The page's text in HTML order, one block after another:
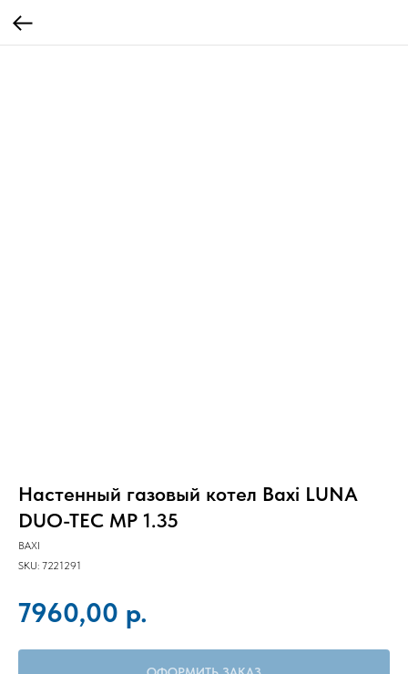
Настенный газовый котел Baxi LUNA
DUO-TEC MP 1.35
BAXI
SKU: 7221291
7960,00 р.